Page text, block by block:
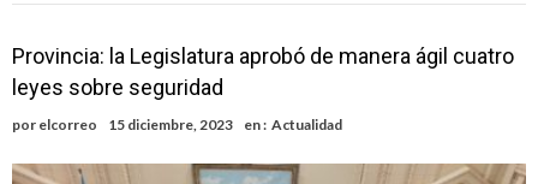
Provincia: la Legislatura aprobó de manera ágil cuatro
leyes sobre seguridad
por elcorreo 15 diciembre, 2023 en : Actualidad